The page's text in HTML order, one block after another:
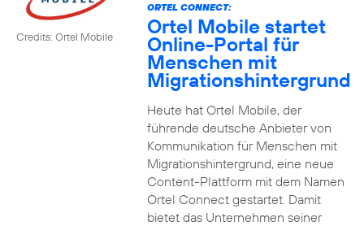
Credits: Ortel Mobile
ORTEL CONNECT:
Ortel Mobile startet
Online-Portal für
Menschen mit
Migrationshintergrund
Heute hat Ortel Mobile, der
führende deutsche Anbieter von
Kommunikation für Menschen mit
Migrationshintergrund, eine neue
Content-Plattform mit dem Namen
Ortel Connect gestartet. Damit
bietet das Unternehmen seiner